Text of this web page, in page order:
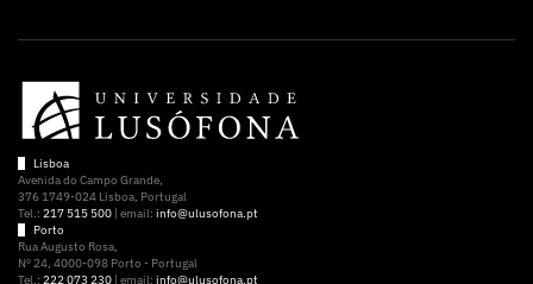
Lisboa
Avenida do Campo Grande,
376 1749-024 Lisboa, Portugal
Tel.: 217 515 500 | email: info@ulusofona.pt
Porto
Rua Augusto Rosa,
Nº 24, 4000-098 Porto - Portugal
Tel.: 222 073 230 | email: info@ulusofona.pt